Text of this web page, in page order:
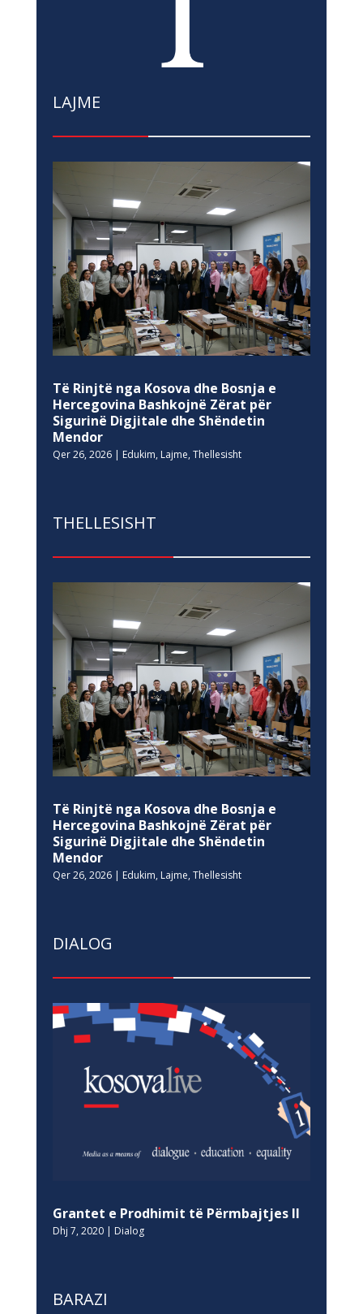
LAJME
Të Rinjtë nga Kosova dhe Bosnja e
Hercegovina Bashkojnë Zërat për
Sigurinë Digjitale dhe Shëndetin
Mendor
Qer 26, 2026| Edukim, Lajme, Thellesisht
THELLESISHT
Të Rinjtë nga Kosova dhe Bosnja e
Hercegovina Bashkojnë Zërat për
Sigurinë Digjitale dhe Shëndetin
Mendor
Qer 26, 2026| Edukim, Lajme, Thellesisht
DIALOG
Grantet e Prodhimit të Përmbajtjes II
Dhj 7, 2020| Dialog
BARAZI